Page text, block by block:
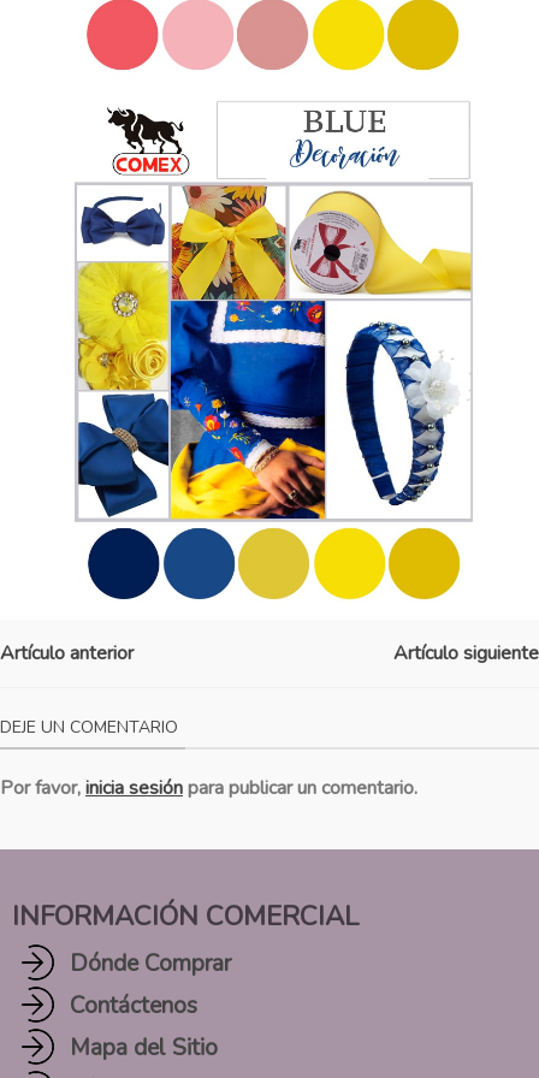
Artículo anterior Artículo siguiente
DEJE UN COMENTARIO
Por favor,inicia sesiónpara publicar un comentario.
INFORMACIÓN COMERCIAL
Dónde Comprar
Contáctenos
Mapa del Sitio